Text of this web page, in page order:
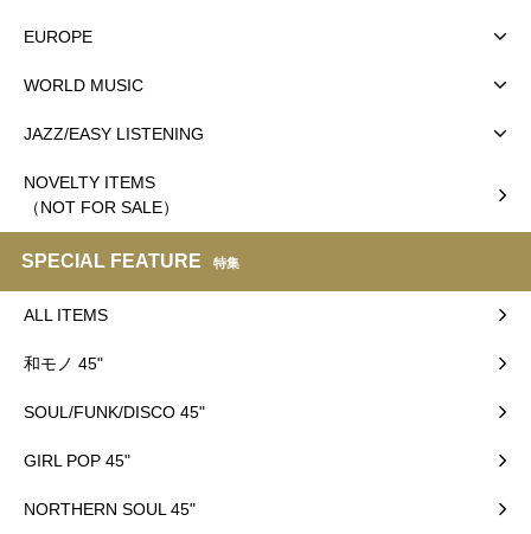
EUROPE
WORLD MUSIC
JAZZ/EASY LISTENING
NOVELTY ITEMS
（NOT FOR SALE）
SPECIAL FEATURE 特集
ALL ITEMS
和モノ 45"
SOUL/FUNK/DISCO 45"
GIRL POP 45"
NORTHERN SOUL 45"